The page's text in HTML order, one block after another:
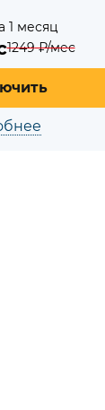
1 месяц
1249₽/мес